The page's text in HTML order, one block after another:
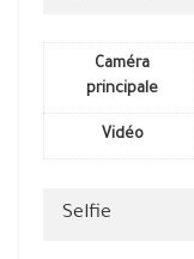
Caméra
principale
Vidéo
Selfie